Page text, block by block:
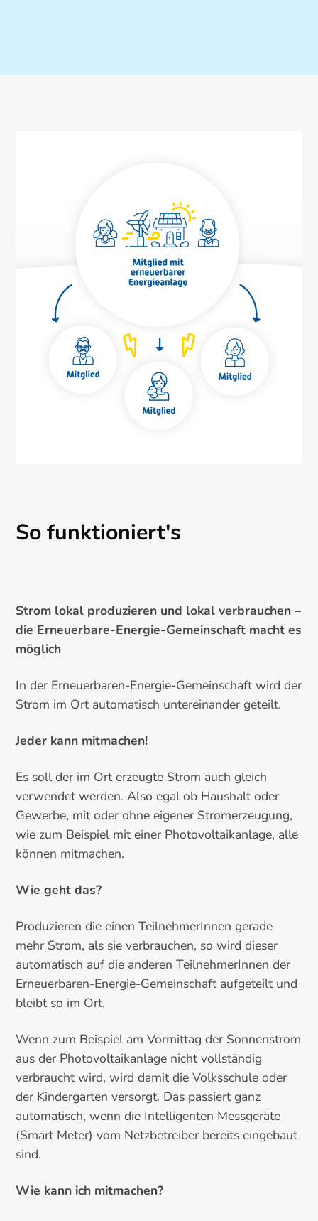
So funktioniert's
Strom lokal produzieren und lokal verbrauchen –
die Erneuerbare-Energie-Gemeinschaft macht es
möglich
In der Erneuerbaren-Energie-Gemeinschaft wird der
Strom im Ort automatisch untereinander geteilt.
Jeder kann mitmachen!
Es soll der im Ort erzeugte Strom auch gleich
verwendet werden. Also egal ob Haushalt oder
Gewerbe, mit oder ohne eigener Stromerzeugung,
wie zum Beispiel mit einer Photovoltaikanlage, alle
können mitmachen.
Wie geht das?
Produzieren die einen TeilnehmerInnen gerade
mehr Strom, als sie verbrauchen, so wird dieser
automatisch auf die anderen TeilnehmerInnen der
Erneuerbaren-Energie-Gemeinschaft aufgeteilt und
bleibt so im Ort.
Wenn zum Beispiel am Vormittag der Sonnenstrom
aus der Photovoltaikanlage nicht vollständig
verbraucht wird, wird damit die Volksschule oder
der Kindergarten versorgt. Das passiert ganz
automatisch, wenn die Intelligenten Messgeräte
(Smart Meter) vom Netzbetreiber bereits eingebaut
sind.
Wie kann ich mitmachen?